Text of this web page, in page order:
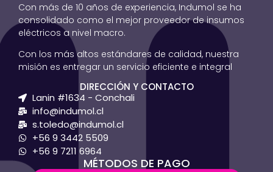
Con más de 10 años de experiencia, Indumol se ha
consolidado como el mejor proveedor de insumos
eléctricos a nivel macro.
Con los más altos estándares de calidad, nuestra
misión es entregar un servicio eficiente e integral
DIRECCIÓN Y CONTACTO
Lanin #1634 - Conchali
info@indumol.cl
s.toledo@indumol.cl
+56 9 3442 5509
+56 9 7211 6964
MÉTODOS DE PAGO